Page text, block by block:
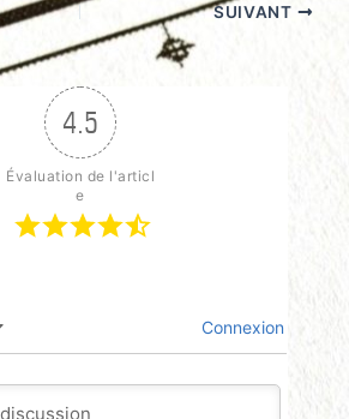
SUIVANT
4.5
Évaluation de l'articl
e
Connexion